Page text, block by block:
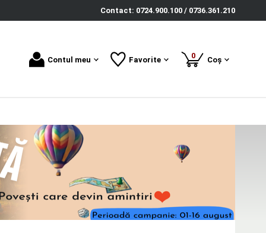
Contact: 0724.900.100 / 0736.361.210
Contul meu Favorite 0produse
Coș